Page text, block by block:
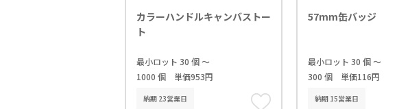
カラーハンドルキャンバストー
ト
最小ロット 30 個 ～
1000 個 単価953円
納期 23営業日
57mm缶バッジ
最小ロット 30 個 ～
300 個 単価116円
納期 15営業日